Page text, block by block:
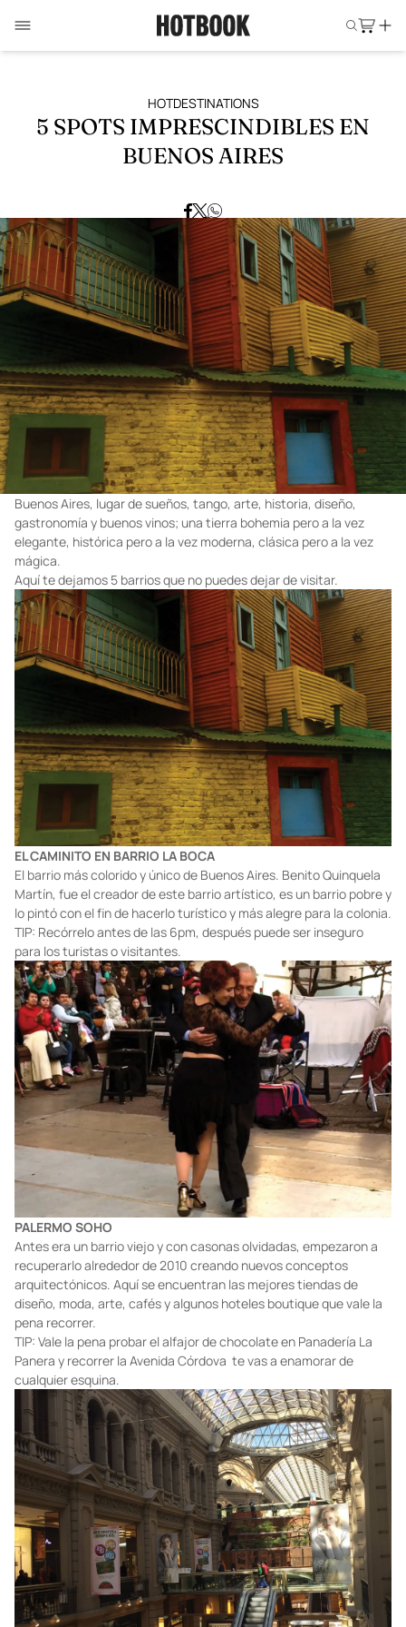
HOTDESTINATIONS
5 SPOTS IMPRESCINDIBLES EN
BUENOS AIRES
Buenos Aires, lugar de sueños, tango, arte, historia, diseño,
gastronomía y buenos vinos; una tierra bohemia pero a la vez
elegante, histórica pero a la vez moderna, clásica pero a la vez
mágica.
Aquí te dejamos 5 barrios que no puedes dejar de visitar.
EL CAMINITO EN BARRIO LA BOCA
El barrio más colorido y único de Buenos Aires. Benito Quinquela
Martín, fue el creador de este barrio artístico, es un barrio pobre y
lo pintó con el fin de hacerlo turístico y más alegre para la colonia.
TIP: Recórrelo antes de las 6pm, después puede ser inseguro
para los turistas o visitantes.
PALERMO SOHO
Antes era un barrio viejo y con casonas olvidadas, empezaron a
recuperarlo alrededor de 2010 creando nuevos conceptos
arquitectónicos. Aquí se encuentran las mejores tiendas de
diseño, moda, arte, cafés y algunos hoteles boutique que vale la
pena recorrer.
TIP: Vale la pena probar el alfajor de chocolate en Panadería La
Panera y recorrer la Avenida Córdova te vas a enamorar de
cualquier esquina.